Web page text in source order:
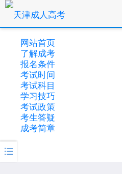
网站首页
了解成考
报名条件
考试时间
考试科目
学习技巧
考试政策
考生答疑
成考简章
